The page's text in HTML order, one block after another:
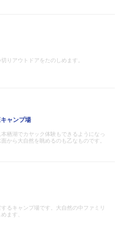
りアウトドアをたのしめます。
ャンプ場
栖湖でカヤック体験もできるようになっ
から大自然を眺めるのも乙なものです。
るキャンプ場です。大自然の中ファミリ
ます、